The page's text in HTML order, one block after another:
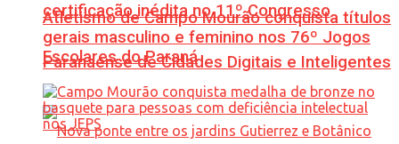
certificação inédita no 11º Congresso
Paranaense de Cidades Digitais e Inteligentes
Atletismo de Campo Mourão conquista títulos
gerais masculino e feminino nos 76º Jogos
Escolares do Paraná